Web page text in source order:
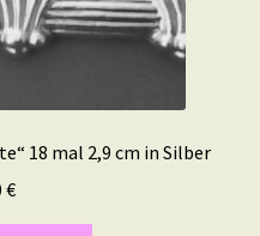
18 mal 2,9 cm in Silber
€